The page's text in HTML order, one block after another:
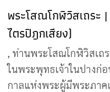
พระโสณโกฬิวิสเถระ
ไตรปิฎกเสียง)
, ท่านพระโสณโกฬิวิสเถ
ในพระพุทธเจ้าในปาง
กาลแห่งพระผู้มีพระภาค